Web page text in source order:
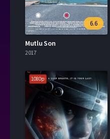
6.6
Mutlu Son
2017
1080p